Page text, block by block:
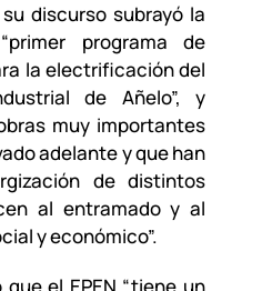
discurso subrayó la
programa de
la electrificación del
de Añelo”, y
muy importantes
adelante y que han
de distintos
al entramado y al
y económico”.